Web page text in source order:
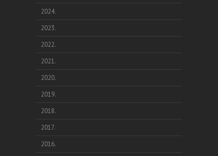
2024.
2023.
2022.
2021.
2020.
2019.
2018.
2017.
2016.